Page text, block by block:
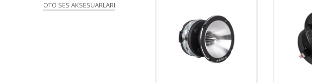
OTO SES AKSESUARLARI